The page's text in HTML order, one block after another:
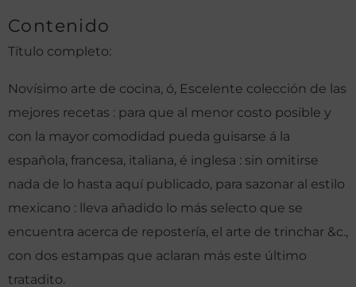
Contenido
Título completo:
Novísimo arte de cocina, ó, Escelente colección de las
mejores recetas : para que al menor costo posible y
con la mayor comodidad pueda guisarse á la
española, francesa, italiana, é inglesa : sin omitirse
nada de lo hasta aquí publicado, para sazonar al estilo
mexicano : lleva añadido lo más selecto que se
encuentra acerca de repostería, el arte de trinchar &c.,
con dos estampas que aclaran más este último
tratadito.